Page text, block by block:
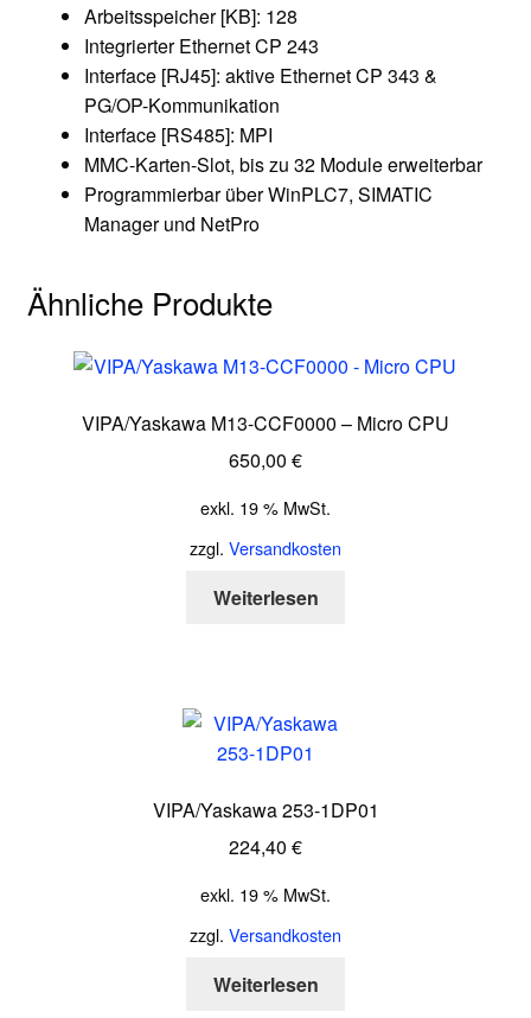
Arbeitsspeicher [KB]: 128
Integrierter Ethernet CP 243
Interface [RJ45]: aktive Ethernet CP 343 &
PG/OP-Kommunikation
Interface [RS485]: MPI
MMC-Karten-Slot, bis zu 32 Module erweiterbar
Programmierbar über WinPLC7, SIMATIC
Manager und NetPro
Ähnliche Produkte
VIPA/Yaskawa M13-CCF0000 – Micro CPU
650,00 €
exkl. 19 % MwSt.
zzgl. Versandkosten
Weiterlesen
VIPA/Yaskawa 253-1DP01
224,40 €
exkl. 19 % MwSt.
zzgl. Versandkosten
Weiterlesen